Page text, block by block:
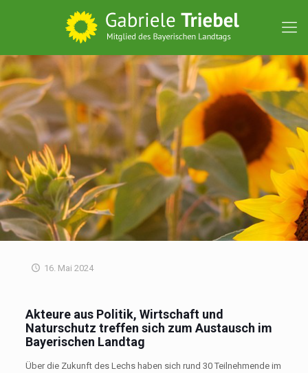
16. Mai 2024
Akteure aus Politik, Wirtschaft und
Naturschutz treffen sich zum Austausch im
Bayerischen Landtag
Über die Zukunft des Lechs haben sich rund 30 Teilnehmende im